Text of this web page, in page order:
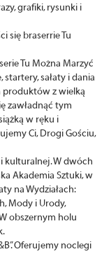
grafiki, rysunki i
się braserrie Tu
Tu Można Marzyć
sałaty i dania
produktów z wielką
zawładnąć tym
w ręku i
Ci, Drogi Gościu,
kulturalnej. W dwóch
Akademia Sztuki, w
na Wydziałach:
Mody i Urody,
obszernym holu
Oferujemy noclegi